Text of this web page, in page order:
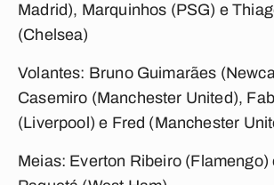
Madrid), Marquinhos (PSG) e
(Chelsea)
Volantes: Bruno Guimarães
Casemiro (Manchester United),
(Liverpool) e Fred (Manchester
Meias: Everton Ribeiro (Flamengo)